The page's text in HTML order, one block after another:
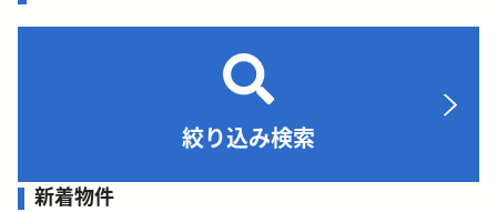
絞り込み検索
新着物件